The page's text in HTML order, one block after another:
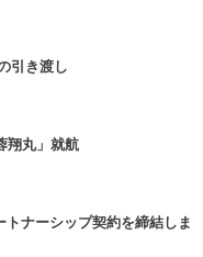
引き渡し
翔丸」就航
ナーシップ契約を締結しま